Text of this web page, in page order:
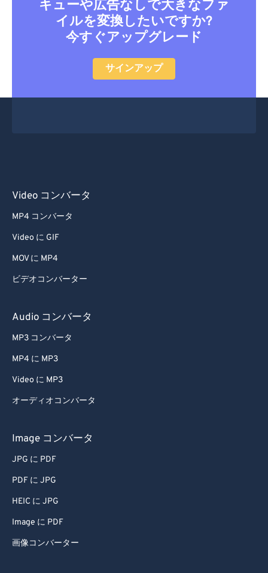
キューや広告なしで大きなファ
イルを変換したいですか?
今すぐアップグレード
サインアップ
Video コンバータ
MP4 コンバータ
Video に GIF
MOV に MP4
ビデオコンバーター
Audio コンバータ
MP3 コンバータ
MP4 に MP3
Video に MP3
オーディオコンバータ
Image コンバータ
JPG に PDF
PDF に JPG
HEIC に JPG
Image に PDF
画像コンバーター